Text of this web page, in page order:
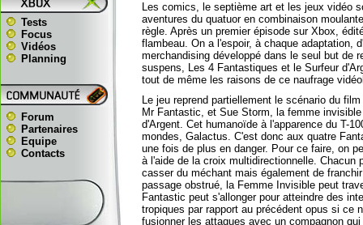
Tests
Focus
Vidéos
Planning
Forum
Partenaires
Equipe
Contacts
Les comics, le septième art et les jeux vidéo
aventures du quatuor en combinaison
règle. Après un premier épisode sur Xbox,
flambeau. On a l'espoir, à chaque adaptation,
merchandising développé dans le seul but de
suspens, Les 4 Fantastiques et le Surfeur
tout de même les raisons de ce naufrage
Le jeu reprend partiellement le scénario du
Mr Fantastic, et Sue Storm, la femme
d'Argent. Cet humanoïde à l'apparence du T-
mondes, Galactus. C'est donc aux quatre
une fois de plus en danger. Pour ce faire, on
à l'aide de la croix multidirectionnelle. Chacun
casser du méchant mais également de
passage obstrué, la Femme Invisible peut
Fantastic peut s'allonger pour atteindre des
tropiques par rapport au précédent opus si ce
fusionner les attaques avec un compagnon